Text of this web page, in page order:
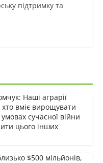
підтримку та
Наші аграрії
хто вміє вирощувати
сучасної війни
цього інших
$500 мільйонів,